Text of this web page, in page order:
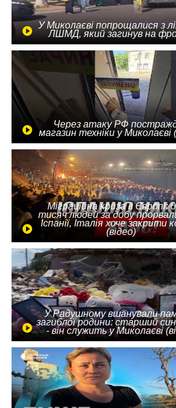
У Миколаєві попрощалися з
ЛШМД, який загинув на
Через атаку РФ
магазин техніки у Миколаєві
Міграційна криза в Європі:
тисяч людей за добу
Іспанії, Італія хоче закрити
(відео)
У Радушному вшанували
загиблої родини: старший
- він служить у Миколаєві